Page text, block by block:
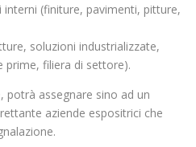
(finiture, pavimenti, pitture,
soluzioni industrializzate,
prime, filiera di settore).
potrà assegnare sino ad un
aziende espositrici che